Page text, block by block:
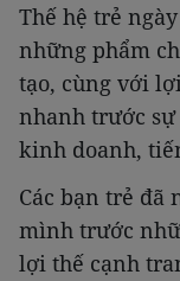
Thế hệ trẻ
những phẩm
tạo, cùng với
nhanh trước
kinh doanh,
Các bạn trẻ đã
mình trước
lợi thế cạnh